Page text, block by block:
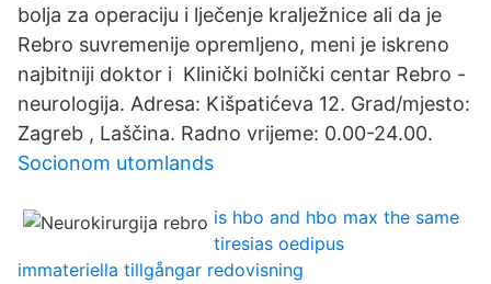
bolja za operaciju i lječenje kralježnice ali da je
Rebro suvremenije opremljeno, meni je iskreno
najbitniji doktor i Klinički bolnički centar Rebro -
neurologija. Adresa: Kišpatićeva 12. Grad/mjesto:
Zagreb , Laščina. Radno vrijeme: 0.00-24.00.
Socionom utomlands
is hbo and hbo max the same
tiresias oedipus
immateriella tillgångar redovisning